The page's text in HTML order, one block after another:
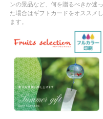
ンの景品など、何を贈るべきか迷っ
た場合はギフトカードをオススメし
ます。